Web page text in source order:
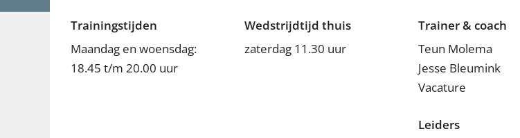
Trainingstijden
Maandag en woensdag:
18.45 t/m 20.00 uur
Wedstrijdtijd thuis
zaterdag 11.30 uur
Trainer & coach
Teun Molema
Jesse Bleumink
Vacature
Leiders